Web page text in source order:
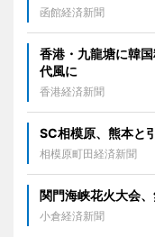
函館経済新聞
香港・九龍塘に韓
代風に
香港経済新聞
SC相模原、熊本
相模原町田経済新聞
関門海峡花火大会
小倉経済新聞